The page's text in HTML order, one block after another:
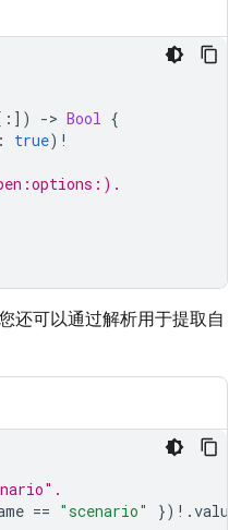
-> Bool {
: true) !
还可以通过解析用于提取自
== "scenario" }) ! .value